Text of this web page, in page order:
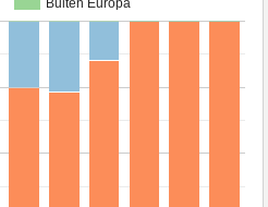
Buiten Europa